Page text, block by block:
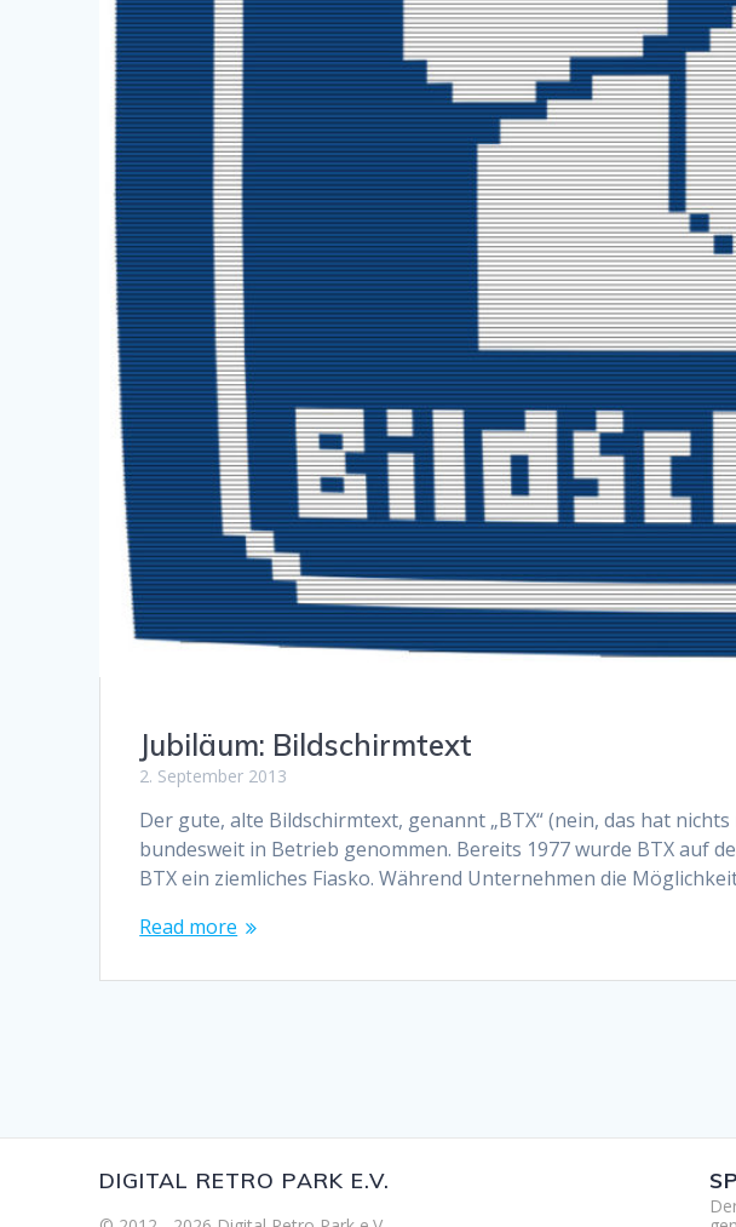
Jubiläum: Bildschirmtext
2. September 2013
Der gute, alte Bildschirmtext, genannt „BTX“ (nein, das hat
bundesweit in Betrieb genommen. Bereits 1977 wurde BTX auf
BTX ein ziemliches Fiasko. Während Unternehmen die
Read more
DIGITAL RETRO PARK E.V.